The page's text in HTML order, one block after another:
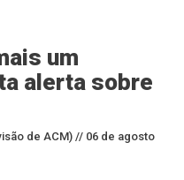
um
alerta sobre
de ACM) // 06 de agosto